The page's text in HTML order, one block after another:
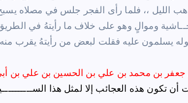
الليل ،، فلما رأى الفجر جلس في مصلاه
وموالٍ وهو على خلاف ما رأيتهُ في
بن محمد بن علي بن الحسين بن علي بن
تكون هذه العجائب إلا لمثل هذا